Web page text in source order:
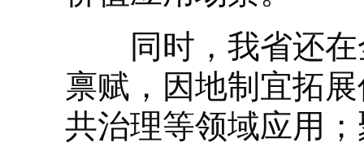
同时，我省还在
禀赋，因地制宜拓
共治理等领域应用